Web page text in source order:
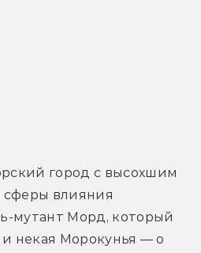
город с высохшим
влияния
мутант Морд, который
некая Морокунья — о